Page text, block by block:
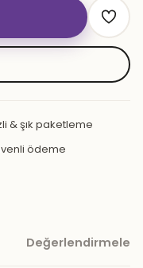
& şık paketleme
ödeme
Değerlendirmeler